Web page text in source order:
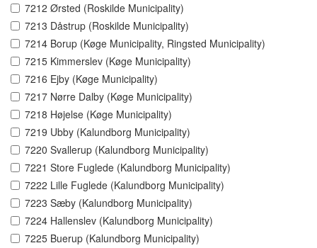
7212 Ørsted (Roskilde Municipality)
7213 Dåstrup (Roskilde Municipality)
7214 Borup (Køge Municipality, Ringsted Municipality)
7215 Kimmerslev (Køge Municipality)
7216 Ejby (Køge Municipality)
7217 Nørre Dalby (Køge Municipality)
7218 Højelse (Køge Municipality)
7219 Ubby (Kalundborg Municipality)
7220 Svallerup (Kalundborg Municipality)
7221 Store Fuglede (Kalundborg Municipality)
7222 Lille Fuglede (Kalundborg Municipality)
7223 Sæby (Kalundborg Municipality)
7224 Hallenslev (Kalundborg Municipality)
7225 Buerup (Kalundborg Municipality)